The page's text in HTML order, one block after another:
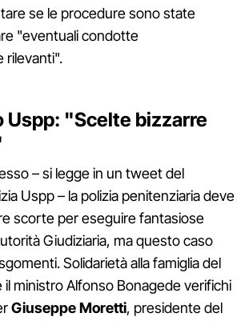
se le procedure sono state
"eventuali condotte
rilevanti".
Uspp: "Scelte bizzarre
– si legge in un tweet del
Uspp – la polizia penitenziaria deve
scorte per eseguire fantasiose
Giudiziaria, ma questo caso
Solidarietà alla famiglia del
ministro Alfonso Bonagede verifichi
Giuseppe Moretti, presidente del